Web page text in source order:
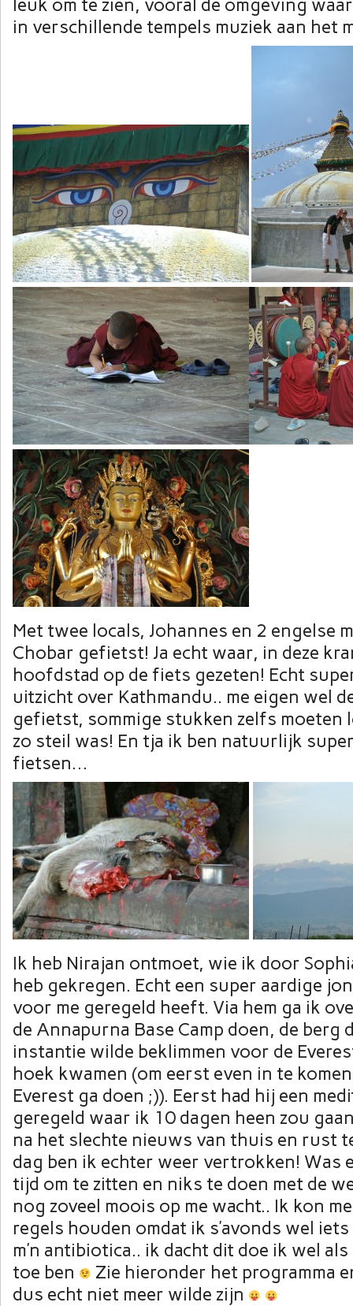
leuk om te zien, vooral de omgeving
in verschillende tempels muziek aan het
Met twee locals, Johannes en 2 engelse
Chobar gefietst! Ja echt waar, in deze
hoofdstad op de fiets gezeten! Echt
uitzicht over Kathmandu.. me eigen wel
gefietst, sommige stukken zelfs moeten
zo steil was! En tja ik ben natuurlijk
fietsen…
Ik heb Nirajan ontmoet, wie ik door
heb gekregen. Echt een super aardige
voor me geregeld heeft. Via hem ga ik
de Annapurna Base Camp doen, de berg
instantie wilde beklimmen voor de
hoek kwamen (om eerst even in te
Everest ga doen ;)). Eerst had hij een
geregeld waar ik 10 dagen heen zou
na het slechte nieuws van thuis en rust
dag ben ik echter weer vertrokken! Was
tijd om te zitten en niks te doen met de
nog zoveel moois op me wacht.. Ik kon
regels houden omdat ik s’avonds wel
m’n antibiotica.. ik dacht dit doe ik wel
toe ben
Zie hieronder het programma
dus echt niet meer wilde zijn